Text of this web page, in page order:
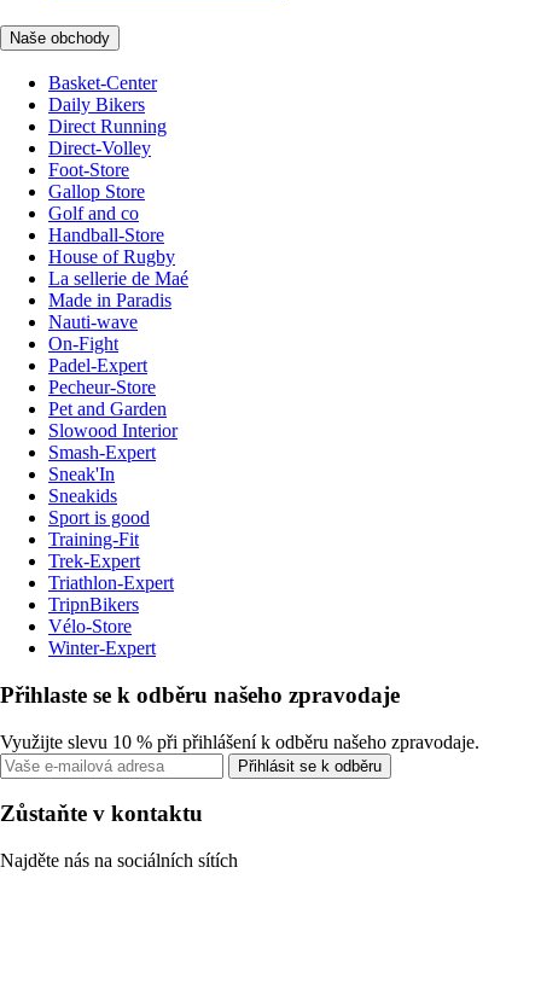
Naše obchody
Basket-Center
Daily Bikers
Direct Running
Direct-Volley
Foot-Store
Gallop Store
Golf and co
Handball-Store
House of Rugby
La sellerie de Maé
Made in Paradis
Nauti-wave
On-Fight
Padel-Expert
Pecheur-Store
Pet and Garden
Slowood Interior
Smash-Expert
Sneak'In
Sneakids
Sport is good
Training-Fit
Trek-Expert
Triathlon-Expert
TripnBikers
Vélo-Store
Winter-Expert
Přihlaste se k odběru našeho zpravodaje
Využijte slevu 10 % při přihlášení k odběru našeho zpravodaje.
Přihlásit se k odběru
Zůstaňte v kontaktu
Najděte nás na sociálních sítích